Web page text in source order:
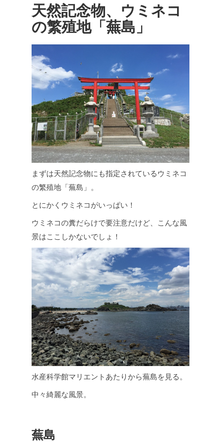
天然記念物、ウミネコ
の繁殖地「蕪島」
まずは天然記念物にも指定されているウミネコ
の繁殖地「蕪島」。
とにかくウミネコがいっぱい！
ウミネコの糞だらけで要注意だけど、こんな風
景はここしかないでしょ！
水産科学館マリエントあたりから蕪島を見る。
中々綺麗な風景。
蕪島